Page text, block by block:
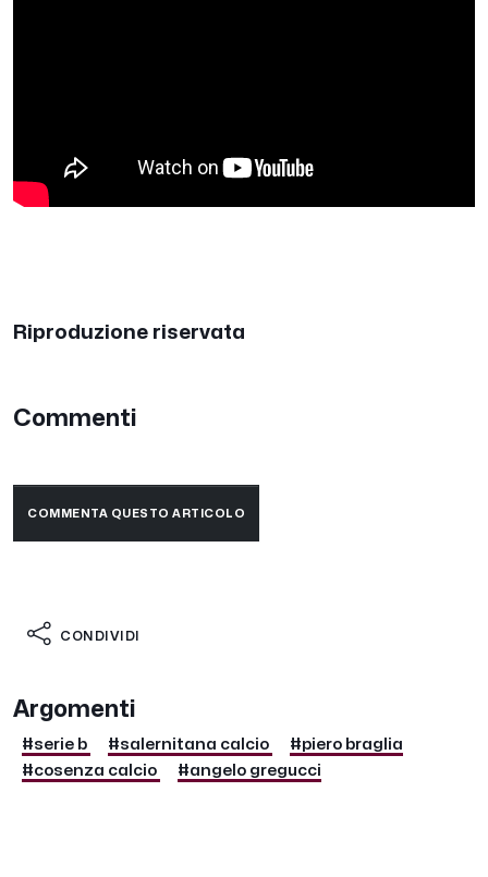
Riproduzione riservata
Commenti
COMMENTA QUESTO ARTICOLO
CONDIVIDI
Argomenti
#serie b #salernitana calcio
#piero braglia
#cosenza calcio
#angelo gregucci